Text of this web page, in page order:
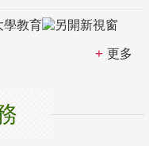
學教育
更多